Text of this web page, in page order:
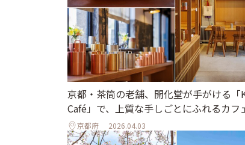
京都・茶筒の老舗、開化堂が手がける
Café」で、上質な手しごとにふれるカフ
京都府 2026.04.03